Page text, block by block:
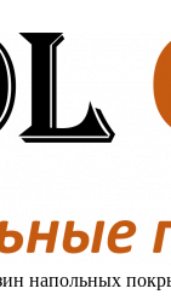
напольных